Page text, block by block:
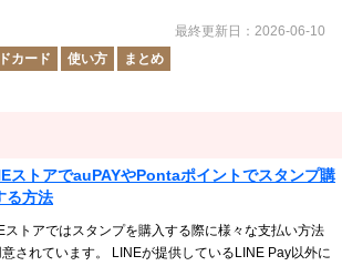
最終更新日：2026-06-10
カード 使い方 まとめ
ストアでauPAYやPontaポイントでスタンプ購
る方法
ストアではスタンプを購入する際に様々な支払い方法
されています。 LINEが提供しているLINE Pay以外に